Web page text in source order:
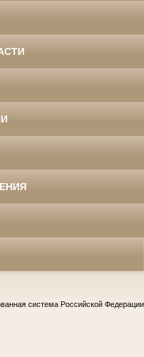
система Российской